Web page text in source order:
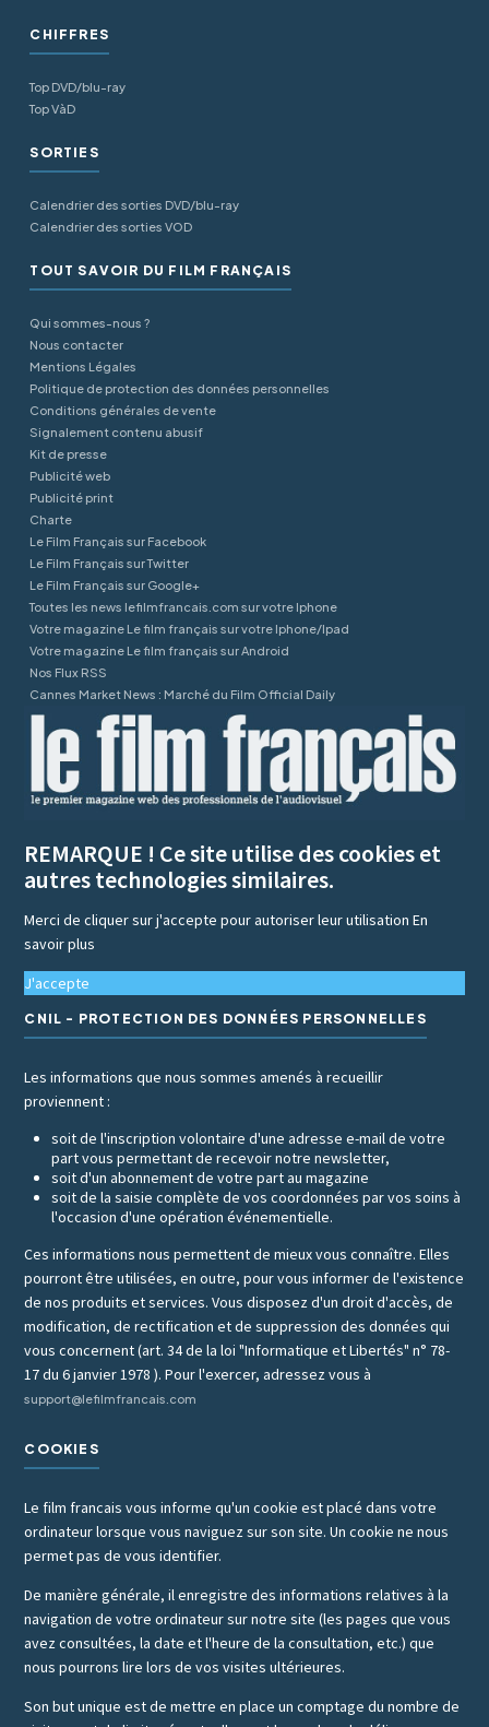
CHIFFRES
Top DVD/blu-ray
Top VàD
SORTIES
Calendrier des sorties DVD/blu-ray
Calendrier des sorties VOD
TOUT SAVOIR DU FILM FRANÇAIS
Qui sommes-nous ?
Nous contacter
Mentions Légales
Politique de protection des données personnelles
Conditions générales de vente
Signalement contenu abusif
Kit de presse
Publicité web
Publicité print
Charte
Le Film Français sur Facebook
Le Film Français sur Twitter
Le Film Français sur Google+
Toutes les news lefilmfrancais.com sur votre Iphone
Votre magazine Le film français sur votre Iphone/Ipad
Votre magazine Le film français sur Android
Nos Flux RSS
Cannes Market News : Marché du Film Official Daily
REMARQUE ! Ce site utilise des cookies et
autres technologies similaires.
Merci de cliquer sur j'accepte pour autoriser leur utilisationEn
savoir plus
J'accepte
CNIL - PROTECTION DES DONNÉES PERSONNELLES
Les informations que nous sommes amenés à recueillir
proviennent :
soit de l'inscription volontaire d'une adresse e-mail de votre
part vous permettant de recevoir notre newsletter,
soit d'un abonnement de votre part au magazine
soit de la saisie complète de vos coordonnées par vos soins à
l'occasion d'une opération événementielle.
Ces informations nous permettent de mieux vous connaître. Elles
pourront être utilisées, en outre, pour vous informer de l'existence
de nos produits et services. Vous disposez d'un droit d'accès, de
modification, de rectification et de suppression des données qui
vous concernent (art. 34 de la loi "Informatique et Libertés" n° 78-
17 du 6 janvier 1978 ). Pour l'exercer, adressez vous à
support@lefilmfrancais.com
COOKIES
Le film francais vous informe qu'un cookie est placé dans votre
ordinateur lorsque vous naviguez sur son site. Un cookie ne nous
permet pas de vous identifier.
De manière générale, il enregistre des informations relatives à la
navigation de votre ordinateur sur notre site (les pages que vous
avez consultées, la date et l'heure de la consultation, etc.) que
nous pourrons lire lors de vos visites ultérieures.
Son but unique est de mettre en place un comptage du nombre de